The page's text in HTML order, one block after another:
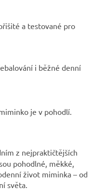
a testované pro
i běžné denní
je v pohodlí.
z nejpraktičtějších
pohodlné, měkké,
život miminka – od
světa.